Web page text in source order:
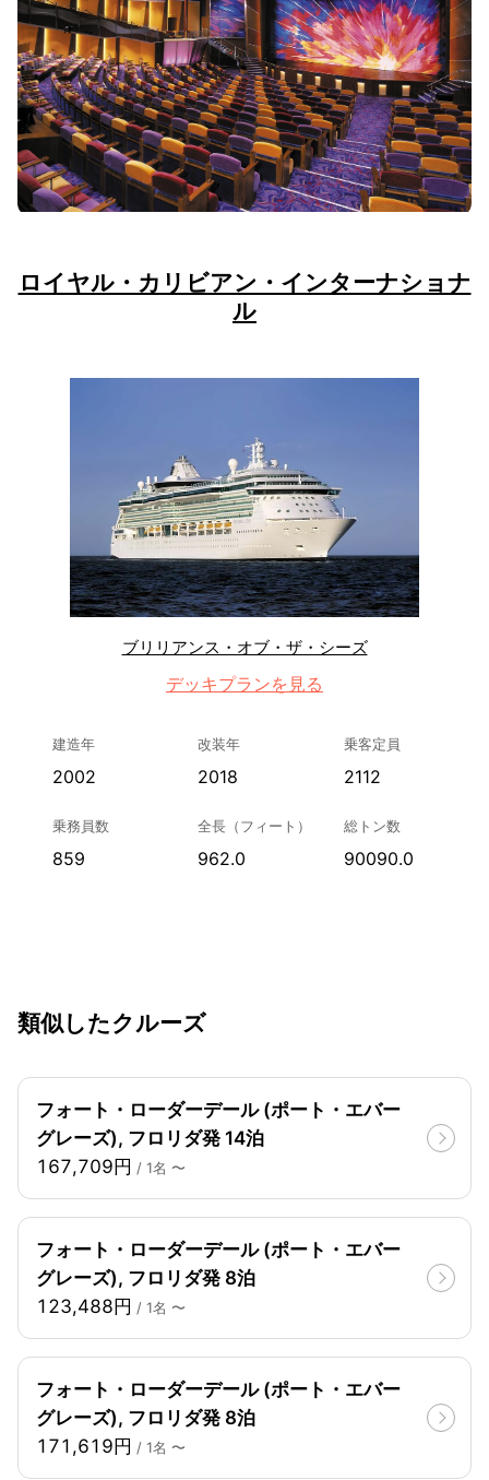
ロイヤル・カリビアン・インターナショナ
ル
ブリリアンス・オブ・ザ・シーズ
デッキプランを見る
建造年
2002
改装年
2018
乗客定員
2112
乗務員数
859
全長（フィート）
962.0
総トン数
90090.0
類似したクルーズ
フォート・ローダーデール (ポート・エバー
グレーズ), フロリダ発 14泊
167,709円 / 1名 〜
フォート・ローダーデール (ポート・エバー
グレーズ), フロリダ発 8泊
123,488円 / 1名 〜
フォート・ローダーデール (ポート・エバー
グレーズ), フロリダ発 8泊
171,619円 / 1名 〜